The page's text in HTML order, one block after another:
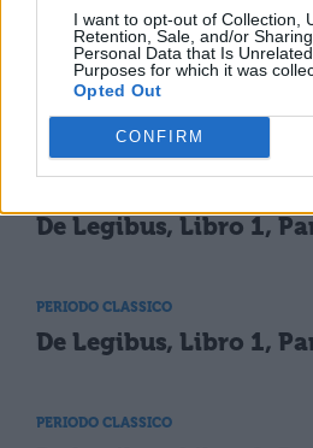
I want to opt-out of Collection,
Retention, Sale, and/or
Personal Data that Is
Purposes for which it was
Opted Out
CONFIRM
PERIODO CLASSICO
De Legibus, Libro 1,
De Legibus, Libro 1,
PERIODO CLASSICO
De Legibus, Libro 1,
PERIODO CLASSICO